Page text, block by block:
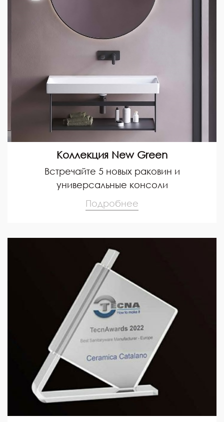
Коллекция New Green
Встречайте 5 новых раковин и
универсальные консоли
Подробнее